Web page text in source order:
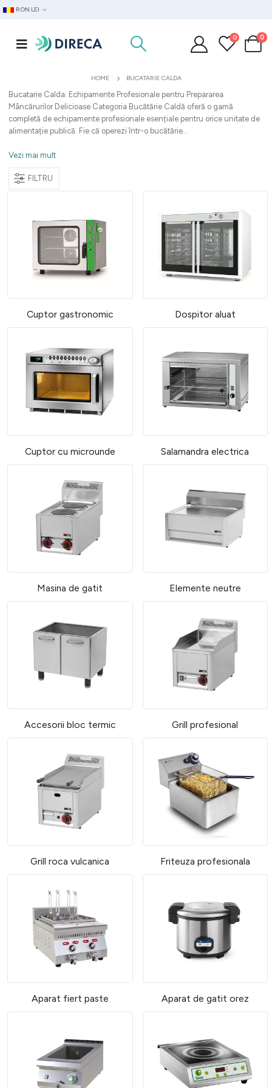
RON LEI
0 0
HOME BUCATARIE CALDA
Bucatarie Calda: Echipamente Profesionale pentru Prepararea
Mâncărurilor Delicioase Categoria Bucătărie Caldă oferă o gamă
completă de echipamente profesionale esențiale pentru orice unitate de
alimentație publică. Fie că operezi într-o bucătărie...
Vezi mai mult
FILTRU
Cuptor gastronomic Dospitor aluat
Cuptor cu microunde Salamandra electrica
Masina de gatit Elemente neutre
Accesorii bloc termic Grill profesional
Grill roca vulcanica Friteuza profesionala
Aparat fiert paste Aparat de gatit orez